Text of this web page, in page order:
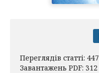
Переглядів статті: 447
Завантажень PDF: 312